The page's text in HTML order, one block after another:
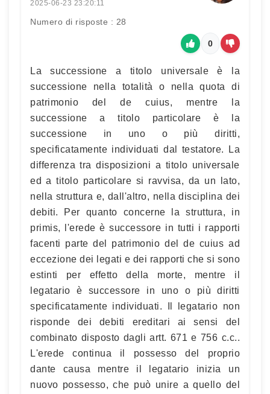
2025-06-23 23:20:11
Numero di risposte : 28
0
La successione a titolo universale è la
successione nella totalità o nella quota di
patrimonio del de cuius, mentre la
successione a titolo particolare è la
successione in uno o più diritti,
specificatamente individuati dal testatore. La
differenza tra disposizioni a titolo universale
ed a titolo particolare si ravvisa, da un lato,
nella struttura e, dall'altro, nella disciplina dei
debiti. Per quanto concerne la struttura, in
primis, l'erede è successore in tutti i rapporti
facenti parte del patrimonio del de cuius ad
eccezione dei legati e dei rapporti che si sono
estinti per effetto della morte, mentre il
legatario è successore in uno o più diritti
specificatamente individuati. Il legatario non
risponde dei debiti ereditari ai sensi del
combinato disposto dagli artt. 671 e 756 c.c..
L'erede continua il possesso del proprio
dante causa mentre il legatario inizia un
nuovo possesso, che può unire a quello del